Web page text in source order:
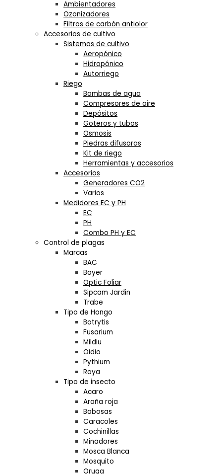
Ambientadores
Ozonizadores
Filtros de carbón antiolor
Accesorios de cultivo
Sistemas de cultivo
Aeropónico
Hidropónico
Autorriego
Riego
Bombas de agua
Compresores de aire
Depósitos
Goteros y tubos
Osmosis
Piedras difusoras
Kit de riego
Herramientas y accesorios
Accesorios
Generadores CO2
Varios
Medidores EC y PH
EC
PH
Combo PH y EC
Control de plagas
Marcas
BAC
Bayer
Optic Foliar
Sipcam Jardin
Trabe
Tipo de Hongo
Botrytis
Fusarium
Mildiu
Oidio
Pythium
Roya
Tipo de insecto
Acaro
Araña roja
Babosas
Caracoles
Cochinillas
Minadores
Mosca Blanca
Mosquito
Oruga